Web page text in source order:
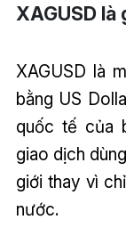
XAGUSD là
XAGUSD là
bằng US
quốc tế của
giao dịch
giới thay vì
nước.